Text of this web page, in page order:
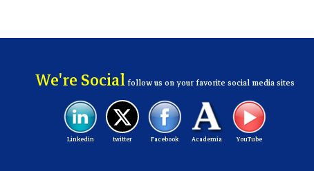
We're Socialfollow us on your favorite social media sites
YouTube
Academia
Facebook
twitter
Linkedin